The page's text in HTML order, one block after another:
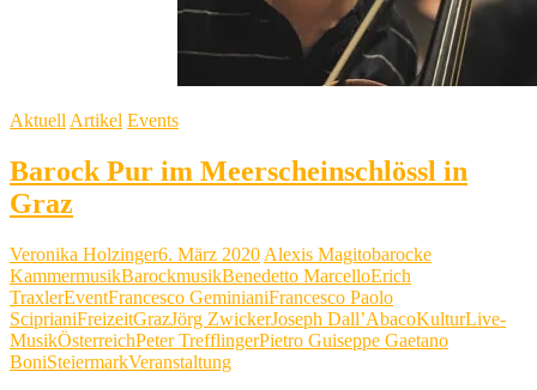
Aktuell Artikel Events
Barock Pur im Meerscheinschlössl in
Graz
Veronika Holzinger6. März 2020 Alexis Magitobarocke
KammermusikBarockmusikBenedetto MarcelloErich
TraxlerEventFrancesco GeminianiFrancesco Paolo
SciprianiFreizeitGrazJörg ZwickerJoseph Dall’AbacoKulturLive-
MusikÖsterreichPeter TrefflingerPietro Guiseppe Gaetano
BoniSteiermarkVeranstaltung